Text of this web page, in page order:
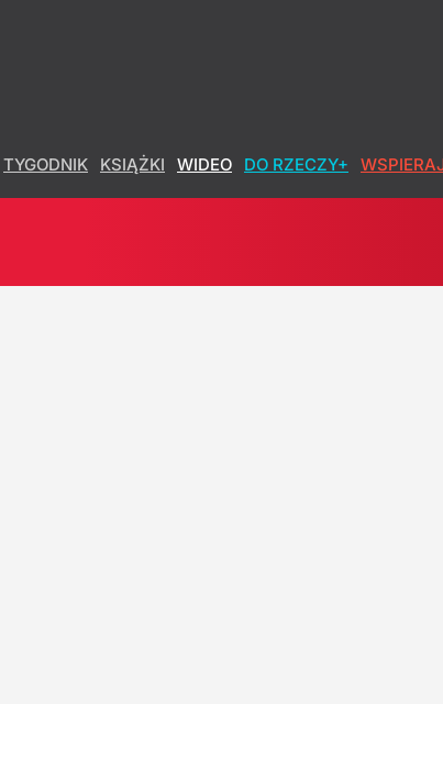
TYGODNIK KSIĄŻKI WIDEO DO RZECZY+